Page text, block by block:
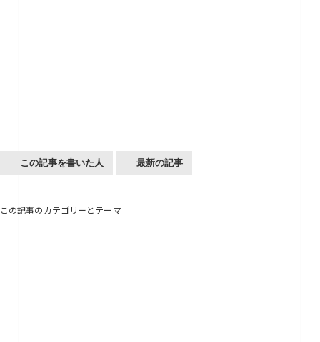
この記事を書いた人 最新の記事
この記事のカテゴリーとテーマ